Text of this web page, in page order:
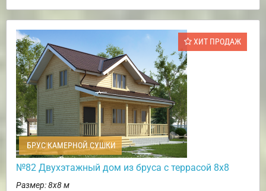
ХИТ ПРОДАЖ
БРУС КАМЕРНОЙ СУШКИ
№82 Двухэтажный дом из бруса с террасой 8х8
Размер: 8х8 м